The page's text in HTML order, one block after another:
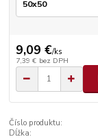
9,09 €/ks
7,39 € bez DPH
Číslo produktu:
Dĺžka: